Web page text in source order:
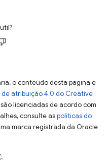
o conteúdo desta página é
de atribuição 4.0 do Creative
licenciadas de acordo com
consulte aspolíticas do
marca registrada da Oracle